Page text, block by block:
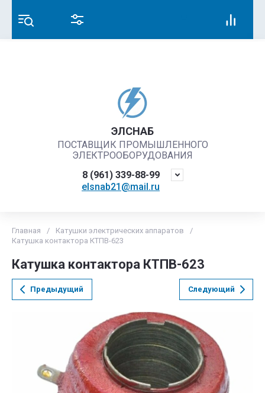
ЭЛСНАБ
ПОСТАВЩИК ПРОМЫШЛЕННОГО
ЭЛЕКТРООБОРУДОВАНИЯ
8 (961) 339-88-99
elsnab21@mail.ru
Главная / Катушки электрических аппаратов
/
Катушка контактора КТПВ-623
Катушка контактора КТПВ-623
Предыдущий Следующий